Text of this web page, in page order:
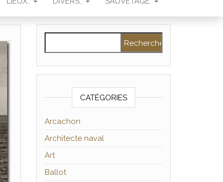
CATÉGORIES
Arcachon
Architecte naval
Art
Ballot